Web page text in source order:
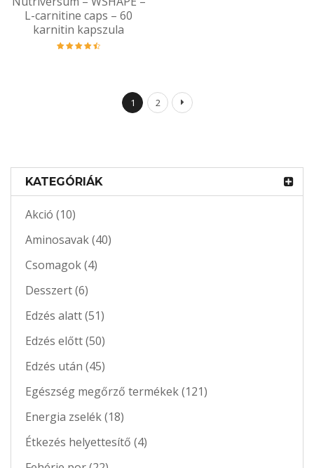
KATEGÓRIÁK
Akció (10)
Aminosavak (40)
Csomagok (4)
Desszert (6)
Edzés alatt (51)
Edzés előtt (50)
Edzés után (45)
Egészség megőrző termékek (121)
Energia zselék (18)
Étkezés helyettesítő (4)
L-carnitine caps – 60
karnitin kapszula
1 2